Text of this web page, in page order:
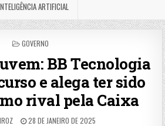
ARTIFICIAL
POSTED
GOVERNO
BB Tecnologia
e alega ter sido
rival pela Caixa
28 DE JANEIRO DE 2025